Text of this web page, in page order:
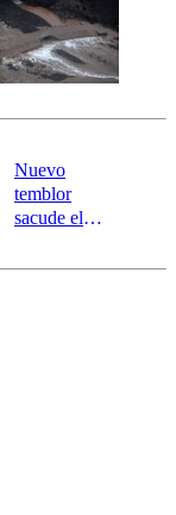
la DMC para
este viernes
Nuevo
temblor
sacude el
revisa la